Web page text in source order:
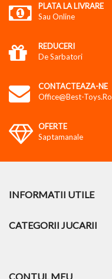
PLATA LA LIVRARE
Sau Online
REDUCERI
De Sarbatori
CONTACTEAZA-NE
Office@best-Toys.ro
OFERTE
Saptamanale
INFORMATII UTILE
CATEGORII JUCARII
CONTUL MEU